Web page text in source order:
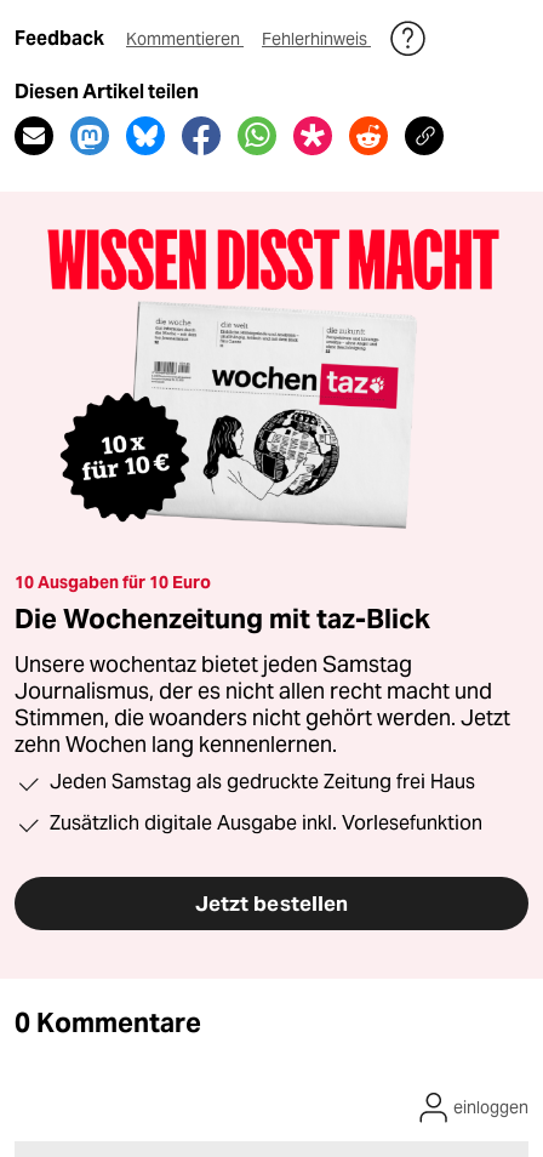
Feedback Kommentieren Fehlerhinweis
Diesen Artikel teilen
10 Ausgaben für 10 Euro
Die Wochenzeitung mit taz-Blick
Unsere wochentaz bietet jeden Samstag
Journalismus, der es nicht allen recht macht und
Stimmen, die woanders nicht gehört werden. Jetzt
zehn Wochen lang kennenlernen.
Jeden Samstag als gedruckte Zeitung frei Haus
Zusätzlich digitale Ausgabe inkl. Vorlesefunktion
Jetzt bestellen
0 Kommentare
einloggen